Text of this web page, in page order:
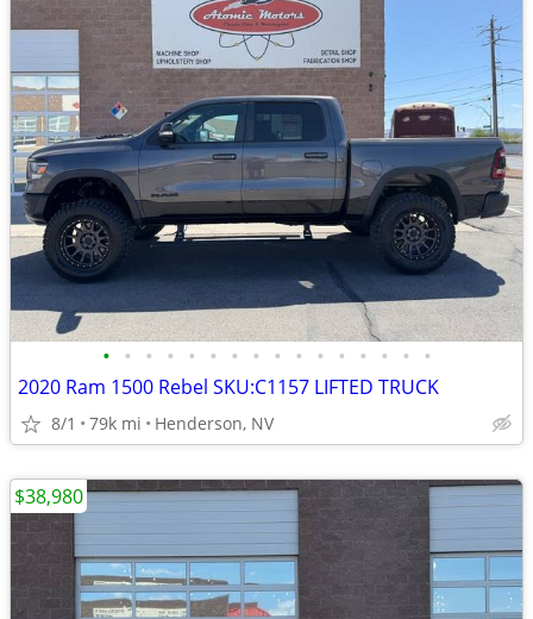
• • • • • • • • • • • • • • • •
2020 Ram 1500 Rebel SKU:C1157 LIFTED TRUCK
8/1 79k mi Henderson, NV
$38,980